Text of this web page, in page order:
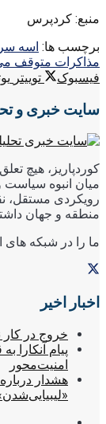
منبع: کردپرس
برچسب ها: اسه
مذاکرات متوقف
فیسبوک
توییتر
سایت خبری و
کوردپاریز، هیچ
میان انبوه
رویکردی مستقل،
منطقه و جهان
ما را در شبکه های
اخبار اخیر
خروج در
پیام آنکارا
امنیت‌محور
هشدار